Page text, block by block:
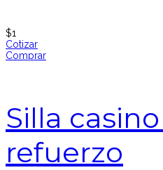
$1
Cotizar
Comprar
Silla casino
refuerzo